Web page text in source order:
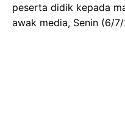
peserta didik kepada
awak media, Senin (6/